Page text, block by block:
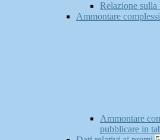
Relazione sulla
Ammontare
Ammontare
pubblicare in